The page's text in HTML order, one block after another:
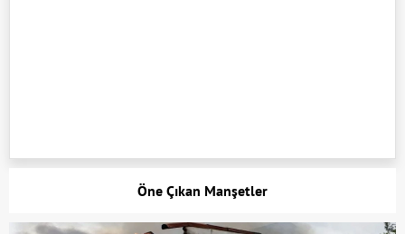
Öne Çıkan Manşetler